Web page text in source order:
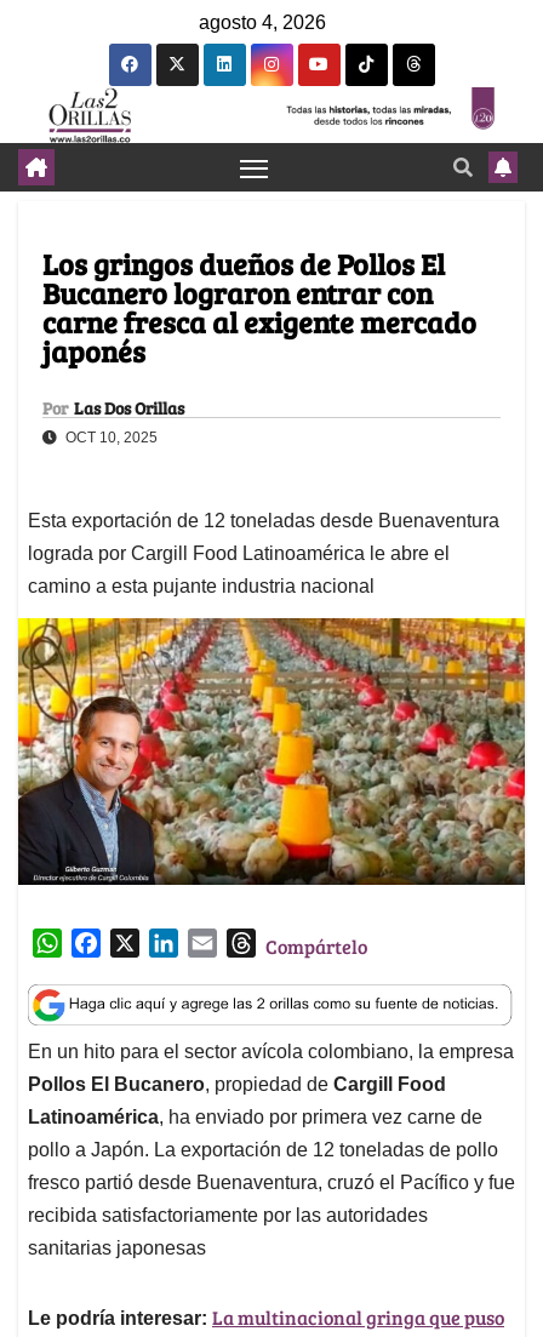
agosto 4, 2026
Los gringos dueños de Pollos El
Bucanero lograron entrar con
carne fresca al exigente mercado
japonés
Por Las Dos Orillas
OCT 10, 2025
Esta exportación de 12 toneladas desde Buenaventura
lograda por Cargill Food Latinoamérica le abre el
camino a esta pujante industria nacional
W
a
t
s
A
p
p
c
e
b
o
o
k
n
k
e
d
I
n
a
i
l
T
r
e
a
d
s
Compártelo
En un hito para el sector avícola colombiano, la empresa
Pollos El Bucanero, propiedad de Cargill Food
Latinoamérica, ha enviado por primera vez carne de
pollo a Japón. La exportación de 12 toneladas de pollo
fresco partió desde Buenaventura, cruzó el Pacífico y fue
recibida satisfactoriamente por las autoridades
sanitarias japonesas
Le podría interesar: La multinacional gringa que puso